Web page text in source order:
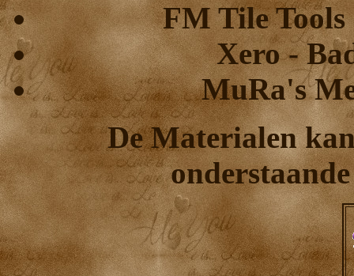
FM Tile
Xero -
MuRa's
De Materialen